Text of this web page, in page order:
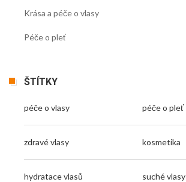
Krása a péče o vlasy
Péče o pleť
ŠTÍTKY
péče o vlasy péče o pleť
zdravé vlasy kosmetika
hydratace vlasů suché vlasy